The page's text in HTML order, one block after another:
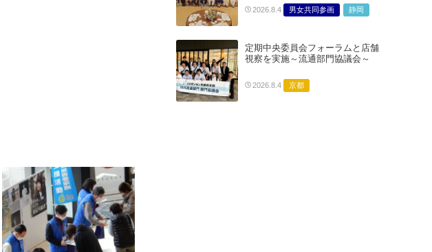
2026.8.4 男女共同参画 静岡
定期中央委員会フォーラムと店舗
視察を実施～流通部門協議会～
2026.8.4 京都